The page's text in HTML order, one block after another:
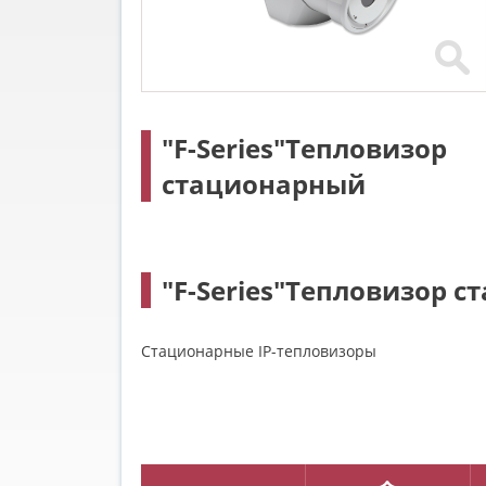
"F-Series"Тепловизор
стационарный
"F-Series"Тепловизор
Стационарные IP-тепловизоры